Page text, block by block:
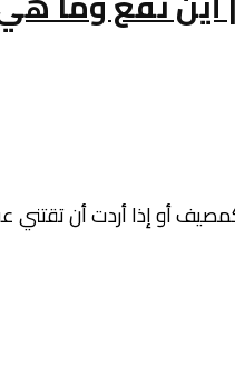
أو إذا أردت أن